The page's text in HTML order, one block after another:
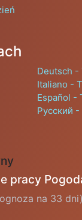
Deutsch -
Italiano -
Español -
Русский -
pracy
na 33